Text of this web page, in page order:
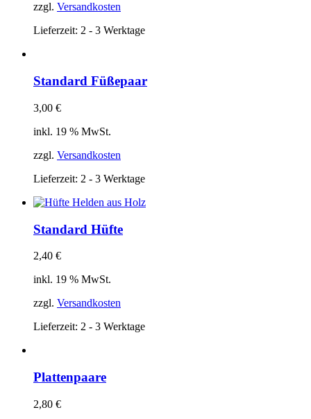
zzgl. Versandkosten
Lieferzeit: 2 - 3 Werktage
Standard Füßepaar
3,00 €
inkl. 19 % MwSt.
zzgl. Versandkosten
Lieferzeit: 2 - 3 Werktage
Standard Hüfte
2,40 €
inkl. 19 % MwSt.
zzgl. Versandkosten
Lieferzeit: 2 - 3 Werktage
Plattenpaare
2,80 €